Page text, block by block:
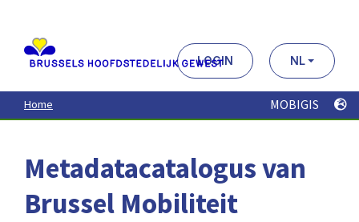
contenu
principal
LOGIN NL
Home MOBIGIS
Metadatacatalogus van
Brussel Mobiliteit